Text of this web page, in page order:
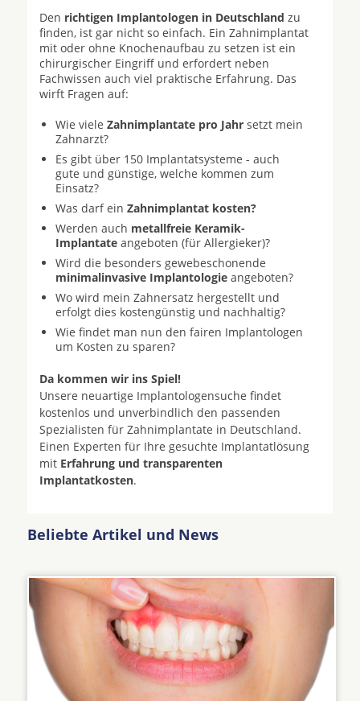
Den richtigen Implantologen in Deutschland zu
finden, ist gar nicht so einfach. Ein Zahnimplantat
mit oder ohne Knochenaufbau zu setzen ist ein
chirurgischer Eingriff und erfordert neben
Fachwissen auch viel praktische Erfahrung. Das
wirft Fragen auf:
Wie viele Zahnimplantate pro Jahr setzt mein
Zahnarzt?
Es gibt über 150 Implantatsysteme - auch
gute und günstige, welche kommen zum
Einsatz?
Was darf ein Zahnimplantat kosten?
Werden auch metallfreie Keramik-
Implantate angeboten (für Allergieker)?
Wird die besonders gewebeschonende
minimalinvasive Implantologie angeboten?
Wo wird mein Zahnersatz hergestellt und
erfolgt dies kostengünstig und nachhaltig?
Wie findet man nun den fairen Implantologen
um Kosten zu sparen?
Da kommen wir ins Spiel!
Unsere neuartige Implantologensuche findet
kostenlos und unverbindlich den passenden
Spezialisten für Zahnimplantate in Deutschland.
Einen Experten für Ihre gesuchte Implantatlösung
mit Erfahrung und transparenten
Implantatkosten.
Beliebte Artikel und News